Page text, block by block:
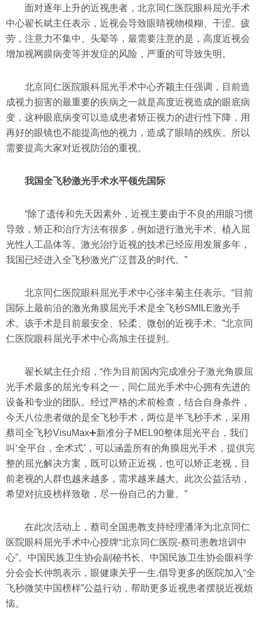
面对逐年上升的近视患者，北京同仁医院眼科屈光手术
中心翟长斌主任表示，近视会导致眼睛视物模糊、干涩、疲
劳，注意力不集中、头晕等，最需要注意的是，高度近视会
增加视网膜病变等并发症的风险，严重的可导致失明。
北京同仁医院眼科屈光手术中心齐颖主任强调，目前造
成视力损害的最重要的疾病之一就是高度近视造成的眼底病
变，这种眼底病变可以造成患者矫正视力的进行性下降，用
再好的眼镜也不能提高他的视力，造成了眼睛的残疾。所以
需要提高大家对近视防治的重视。
我国全飞秒激光手术水平领先国际
“除了遗传和先天因素外，近视主要由于不良的用眼习惯
导致，矫正和治疗方法有很多，例如进行激光手术、植入屈
光性人工晶体等。激光治疗近视的技术已经应用发展多年，
我国已经进入全飞秒激光广泛普及的时代。”
北京同仁医院眼科屈光手术中心张丰菊主任表示。“目前
国际上最前沿的激光角膜屈光手术是全飞秒SMILE激光手
术。该手术是目前最安全、轻柔、微创的近视手术。”北京同
仁医院眼科屈光手术中心高旭主任提到。
翟长斌主任介绍，“作为目前国内完成准分子激光角膜屈
光手术最多的屈光专科之一，同仁屈光手术中心拥有先进的
设备和专业的团队。经过严格的术前检查，结合自身条件，
今天八位患者做的是全飞秒手术，两位是半飞秒手术，采用
蔡司全飞秒VisuMax➕新准分子MEL90整体屈光平台，我们
叫‘全平台，全术式’，可以涵盖所有的角膜屈光手术，提供完
整的屈光解决方案，既可以矫正近视，也可以矫正老视，目
前老视的人群也越来越多，需求越来越大。此次公益活动，
希望对抗疫榜样致敬，尽一份自己的力量。”
在此次活动上，蔡司全国患教支持经理潘泽为北京同仁
医院眼科屈光手术中心授牌“北京同仁医院-蔡司患教培训中
心”。中国民族卫生协会副秘书长、中国民族卫生协会眼科学
分会会长仲凯表示，眼健康关乎一生,倡导更多的医院加入“全
飞秒微笑中国榜样”公益行动，帮助更多近视患者摆脱近视烦
恼。